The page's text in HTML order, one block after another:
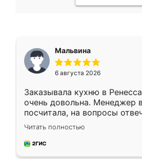
Мальвина
6 августа 2026
Заказывала кухню в
очень довольна. Менеджер
посчитала, на вопросы
Замерщик приехал в
делу со всей
за день, ребята работали
Читать полностью